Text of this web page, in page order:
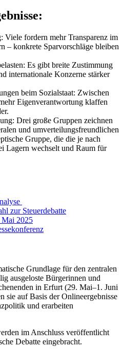
Viele fordern mehr Transparenz im
– konkrete Sparvorschläge bleiben
Es gibt breite Zustimmung
internationale Konzerne stärker
beim Sozialstaat: Zwischen
Eigenverantwortung klaffen
Drei große Gruppen zeichnen
und umverteilungsfreundlichen
Gruppe, die die je nach
Lagern wechselt und Raum für
zur Steuerdebatte
Mai 2025
Grundlage für den zentralen
ausgeloste Bürgerinnen und
in Erfurt (29. Mai–1. Juni
sie auf Basis der Onlineergebnisse
und erarbeiten
im Anschluss veröffentlicht
Debatte eingebracht.